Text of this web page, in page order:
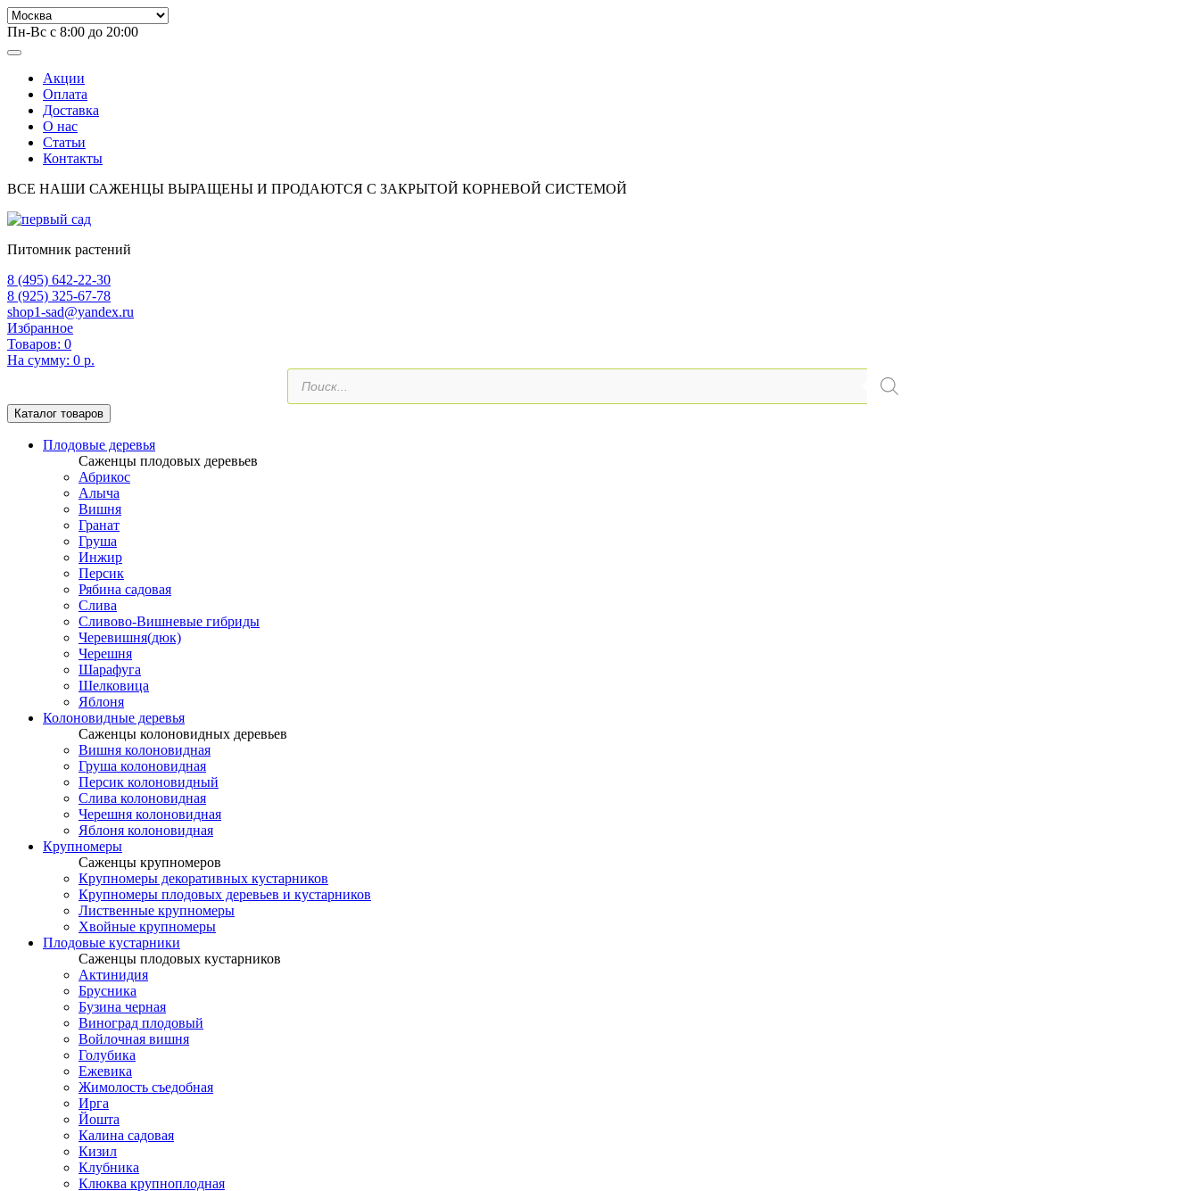
Пн-Вс с 8:00 до 20:00
Акции
Оплата
Доставка
О нас
Статьи
Контакты
ВСЕ НАШИ САЖЕНЦЫ ВЫРАЩЕНЫ И ПРОДАЮТСЯ С ЗАКРЫТОЙ КОРНЕВОЙ СИСТЕМОЙ
Питомник растений
8 (495) 642-22-30
8 (925) 325-67-78
shop1-sad@yandex.ru
Избранное
Товаров: 0
На сумму: 0 р.
Поиск
товаров
Каталог товаров
Плодовые деревья
Саженцы плодовых деревьев
Абрикос
Алыча
Вишня
Гранат
Груша
Инжир
Персик
Рябина садовая
Слива
Сливово-Вишневые гибриды
Черевишня(дюк)
Черешня
Шарафуга
Шелковица
Яблоня
Колоновидные деревья
Саженцы колоновидных деревьев
Вишня колоновидная
Груша колоновидная
Персик колоновидный
Слива колоновидная
Черешня колоновидная
Яблоня колоновидная
Крупномеры
Саженцы крупномеров
Крупномеры декоративных кустарников
Крупномеры плодовых деревьев и кустарников
Лиственные крупномеры
Хвойные крупномеры
Плодовые кустарники
Саженцы плодовых кустарников
Актинидия
Брусника
Бузина черная
Виноград плодовый
Войлочная вишня
Голубика
Ежевика
Жимолость съедобная
Ирга
Йошта
Калина садовая
Кизил
Клубника
Клюква крупноплодная